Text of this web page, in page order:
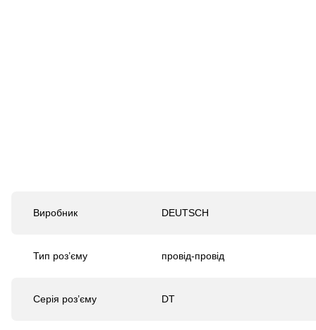
Виробник DEUTSCH
Тип роз’єму провід-провід
Серія роз’єму DT